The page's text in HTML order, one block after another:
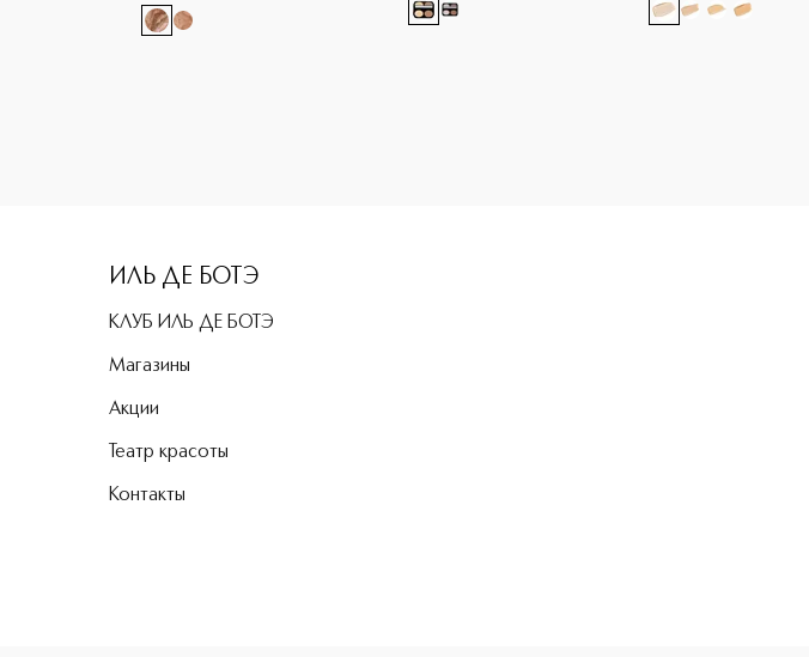
ИЛЬ ДЕ БОТЭ
КЛУБ ИЛЬ ДЕ БОТЭ
Магазины
Акции
Театр красоты
Контакты